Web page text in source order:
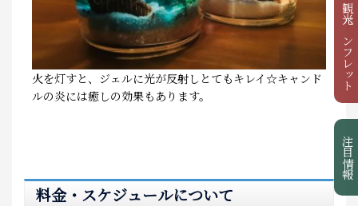
観光パンフレット
注目情報
火を灯すと、ジェルに光が反射しとてもキレイ☆キャンド
ルの炎には癒しの効果もあります。
料金・スケジュールについて